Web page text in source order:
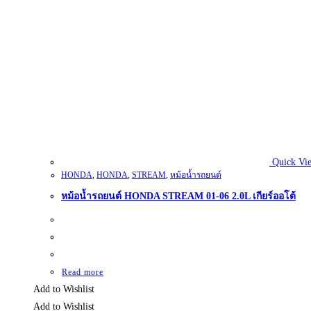
Quick
HONDA, HONDA, STREAM, หม้อน้ำรถยนต์
หม้อน้ำรถยนต์ HONDA STREAM 01-06 2.0L เกียร์ออโต้
Read more
Add to Wishlist
Add to Wishlist